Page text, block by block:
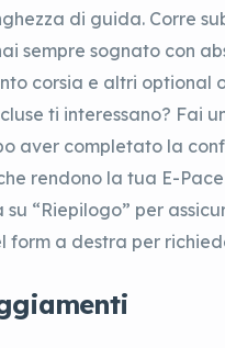
di guida. Corre
sempre sognato con
corsia e altri optional
ti interessano? Fai
aver completato la
rendono la tua E-Pace
su “Riepilogo” per
form a destra per